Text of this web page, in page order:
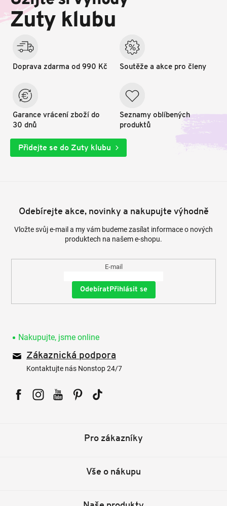
í
Zuty klubu
Doprava zdarma od 990 Kč
Garance vrácení zboží do
30 dnů
Soutěže a akce pro členy
Seznamy oblíbených
produktů
Přidejte se do Zuty klubu
Odebírejte akce, novinky a nakupujte výhodně
Vložte svůj e-mail a my vám budeme zasílat informace o nových
produktech na našem e-shopu.
E-mail
Přihlásit se
Nakupujte, jsme online
Zákaznická podpora
Kontaktujte nás Nonstop 24/7
Pro zákazníky
Vše o nákupu